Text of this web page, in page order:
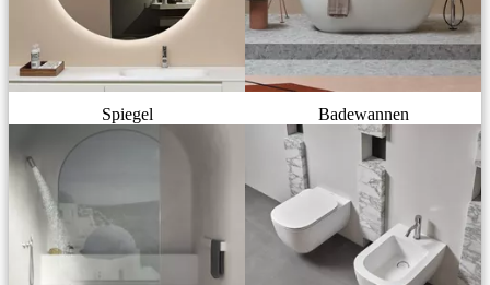
Spiegel Badewannen